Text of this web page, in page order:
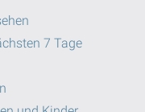
7 Tage